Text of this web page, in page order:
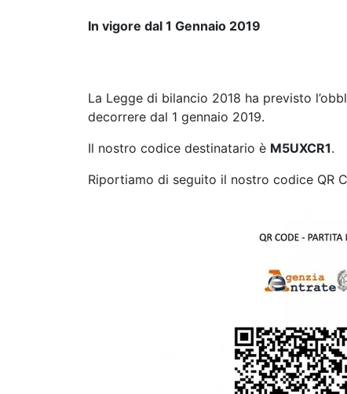
In vigore dal 1 Gennaio 2019
La Legge di bilancio 2018 ha previsto
decorrere dal 1 gennaio 2019.
Il nostro codice destinatario è M5UXCR1.
Riportiamo di seguito il nostro codice QR